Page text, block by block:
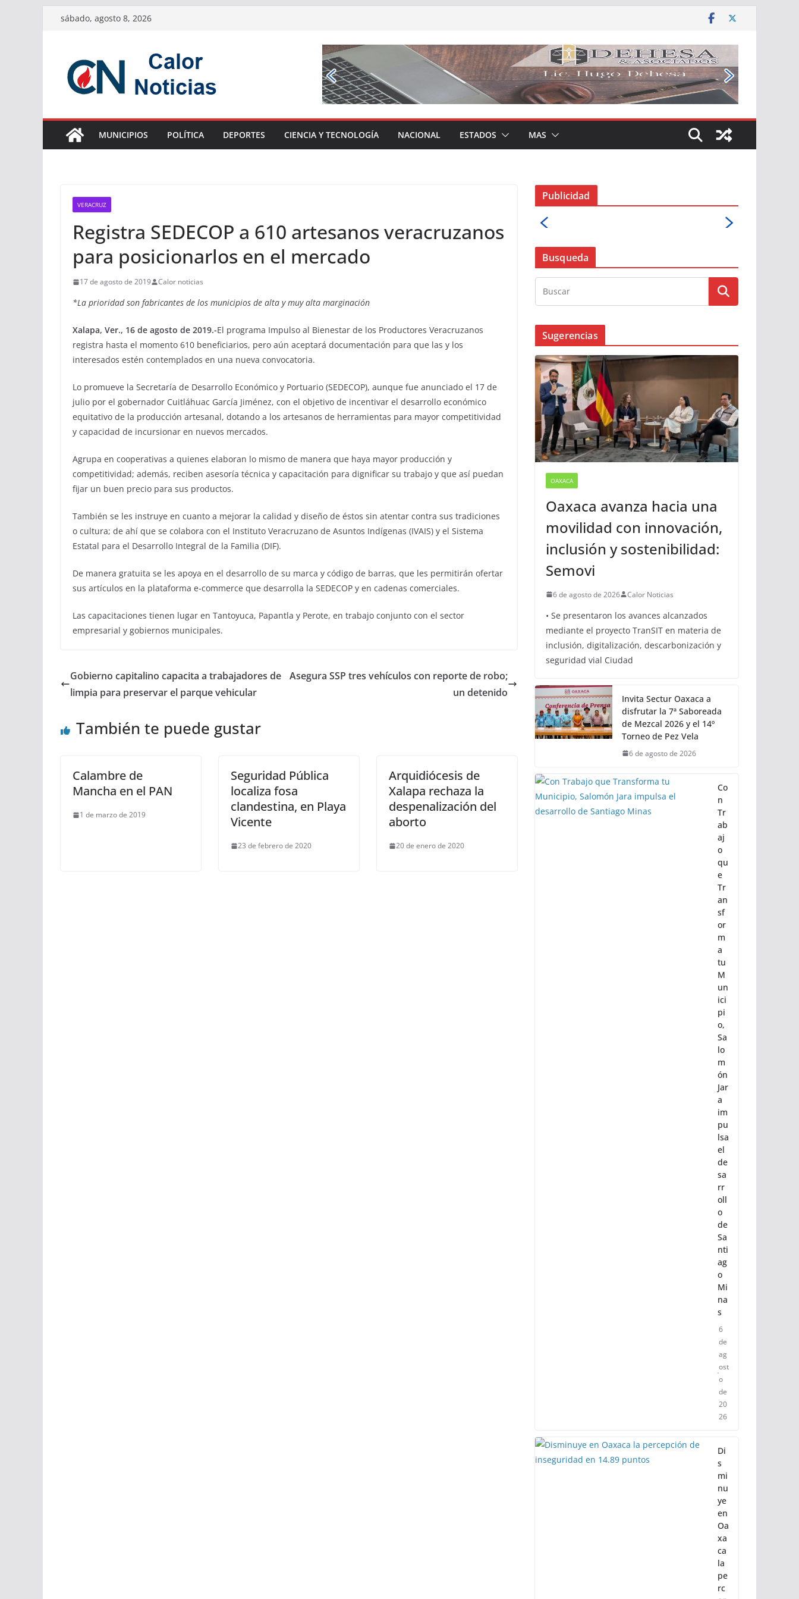
Saltarsábado, agosto 8, 2026
MUNICIPIOS POLÍTICA DEPORTES CIENCIA Y TECNOLOGÍA NACIONAL ESTADOS MAS
VERACRUZ
Registra SEDECOP a 610 artesanos veracruzanos
para posicionarlos en el mercado
17 de agosto de 2019 Calor noticias
*La prioridad son fabricantes de los municipios de alta y muy alta marginación
Xalapa, Ver., 16 de agosto de 2019.-El programa Impulso al Bienestar de los Productores Veracruzanos
registra hasta el momento 610 beneficiarios, pero aún aceptará documentación para que las y los
interesados estén contemplados en una nueva convocatoria.
Lo promueve la Secretaría de Desarrollo Económico y Portuario (SEDECOP), aunque fue anunciado el 17 de
julio por el gobernador Cuitláhuac García Jiménez, con el objetivo de incentivar el desarrollo económico
equitativo de la producción artesanal, dotando a los artesanos de herramientas para mayor competitividad
y capacidad de incursionar en nuevos mercados.
Agrupa en cooperativas a quienes elaboran lo mismo de manera que haya mayor producción y
competitividad; además, reciben asesoría técnica y capacitación para dignificar su trabajo y que así puedan
fijar un buen precio para sus productos.
También se les instruye en cuanto a mejorar la calidad y diseño de éstos sin atentar contra sus tradiciones
o cultura; de ahí que se colabora con el Instituto Veracruzano de Asuntos Indígenas (IVAIS) y el Sistema
Estatal para el Desarrollo Integral de la Familia (DIF).
De manera gratuita se les apoya en el desarrollo de su marca y código de barras, que les permitirán ofertar
sus artículos en la plataforma e-commerce que desarrolla la SEDECOP y en cadenas comerciales.
Las capacitaciones tienen lugar en Tantoyuca, Papantla y Perote, en trabajo conjunto con el sector
empresarial y gobiernos municipales.
Gobierno capitalino capacita a trabajadores de
limpia para preservar el parque vehicular
Asegura SSP tres vehículos con reporte de robo;
un detenido
También te puede gustar
Calambre de
Mancha en el PAN
1 de marzo de 2019
Seguridad Pública
localiza fosa
clandestina, en Playa
Vicente
23 de febrero de 2020
Arquidiócesis de
Xalapa rechaza la
despenalización del
aborto
20 de enero de 2020
Publicidad
Busqueda
Sugerencias
OAXACA
Oaxaca avanza hacia una
movilidad con innovación,
inclusión y sostenibilidad:
Semovi
6 de agosto de 2026 Calor Noticias
• Se presentaron los avances alcanzados
mediante el proyecto TranSIT en materia de
inclusión, digitalización, descarbonización y
seguridad vial Ciudad
Invita Sectur Oaxaca a
disfrutar la 7ª Saboreada
de Mezcal 2026 y el 14º
Torneo de Pez Vela
6 de agosto de 2026
Co
n
Tr
ab
aj
o
qu
e
Tr
an
sf
or
m
a
tu
M
un
ici
pi
o,
Sa
lo
m
ón
Jar
a
im
pu
lsa
el
de
sa
rr
oll
o
de
Sa
nti
ag
o
Mi
na
s
6
de
ag
ost
o
de
20
26
Di
s
mi
nu
ye
en
Oa
xa
ca
la
pe
rc